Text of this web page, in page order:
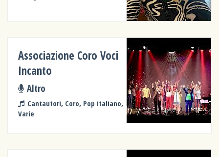
Associazione Coro Voci
Incanto
Altro
Cantautori, Coro, Pop italiano,
Varie